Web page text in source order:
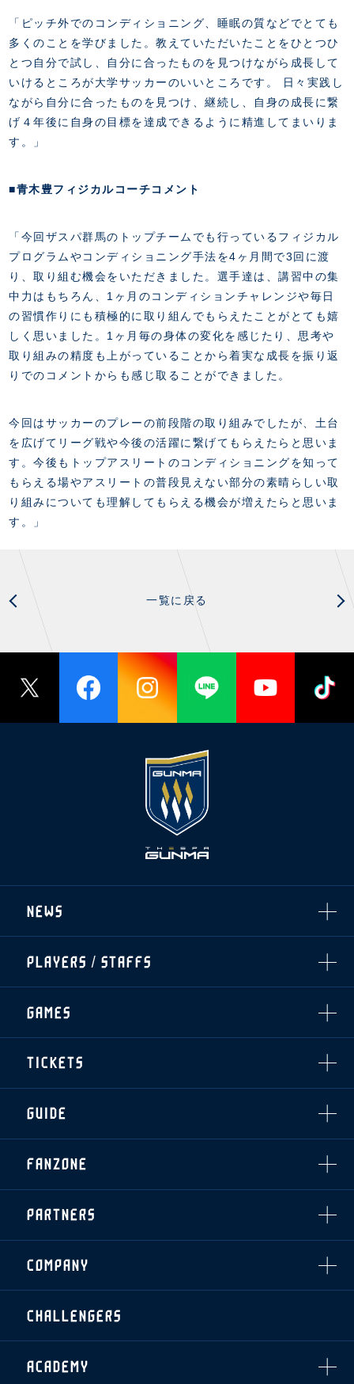
「ピッチ外でのコンディショニング、睡眠の質などでとても
多くのことを学びました。教えていただいたことをひとつひ
とつ自分で試し、自分に合ったものを見つけながら成長して
いけるところが大学サッカーのいいところです。 日々実践し
ながら自分に合ったものを見つけ、継続し、自身の成長に繋
げ４年後に自身の目標を達成できるように精進してまいりま
す。」
■青木豊フィジカルコーチコメント
「今回ザスパ群馬のトップチームでも行っているフィジカル
プログラムやコンディショニング手法を4ヶ月間で3回に渡
り、取り組む機会をいただきました。選手達は、講習中の集
中力はもちろん、1ヶ月のコンディションチャレンジや毎日
の習慣作りにも積極的に取り組んでもらえたことがとても嬉
しく思いました。1ヶ月毎の身体の変化を感じたり、思考や
取り組みの精度も上がっていることから着実な成長を振り返
りでのコメントからも感じ取ることができました。
今回はサッカーのプレーの前段階の取り組みでしたが、土台
を広げてリーグ戦や今後の活躍に繋げてもらえたらと思いま
す。今後もトップアスリートのコンディショニングを知って
もらえる場やアスリートの普段見えない部分の素晴らしい取
り組みについても理解してもらえる機会が増えたらと思いま
す。」
一覧に戻る
NEWS
TOPICS
CLUB
TOP TEAM
THESPARK
PLAYERS / STAFFS
トレーニング見学について
・注意事項
・練習場ごとの注意事項
GAMES
順位表
ホームイベント情報
TICKETS
・前売・当日チケット
・発売日
・優待チケット
シーズンシート
・シーズンシート
・法人シーズンシート
GUIDE
スタジアムアクセス
スタジアムルール
クラブプロパティ
ホームイベント情報
運営サポートスタッフ募集
FANZONE
ファンクラブ
グッズ
ザスパタイムズ
クラブアンバサダー
PARTNERS
アシストパートナー
ザスパ応援店紹介
ホームタウン活動
ふるさと納税
COMPANY
拠点一覧
フィロソフィー
クラブについて（エンブレム・ロゴ等）
CHALLENGERS
ACADEMY